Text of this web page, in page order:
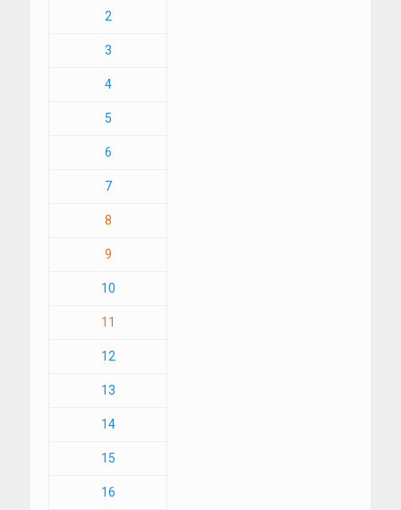
2
3
4
5
6
7
8
9
10
11
12
13
14
15
16